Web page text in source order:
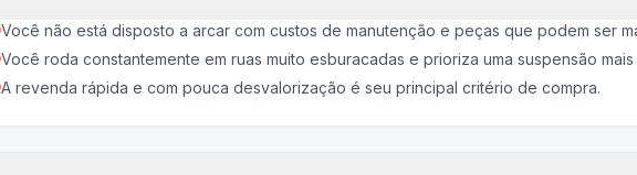
Você não está disposto a arcar com custos de manutenção e peças que podem ser
Você roda constantemente em ruas muito esburacadas e prioriza uma suspensão mais
A revenda rápida e com pouca desvalorização é seu principal critério de compra.